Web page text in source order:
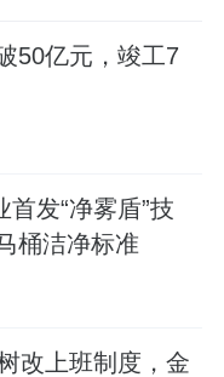
50亿元，竣工7
发“净雾盾”技
桶洁净标准
改上班制度，金